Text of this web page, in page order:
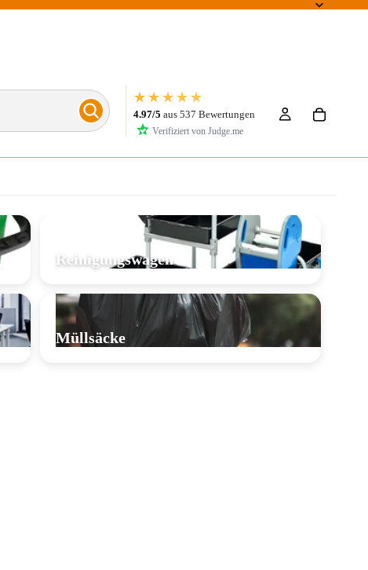
★★★★★
4.97/5 aus 537 Bewertungen
Verifiziert von Judge.me
Reinigungswagen
Müllsäcke